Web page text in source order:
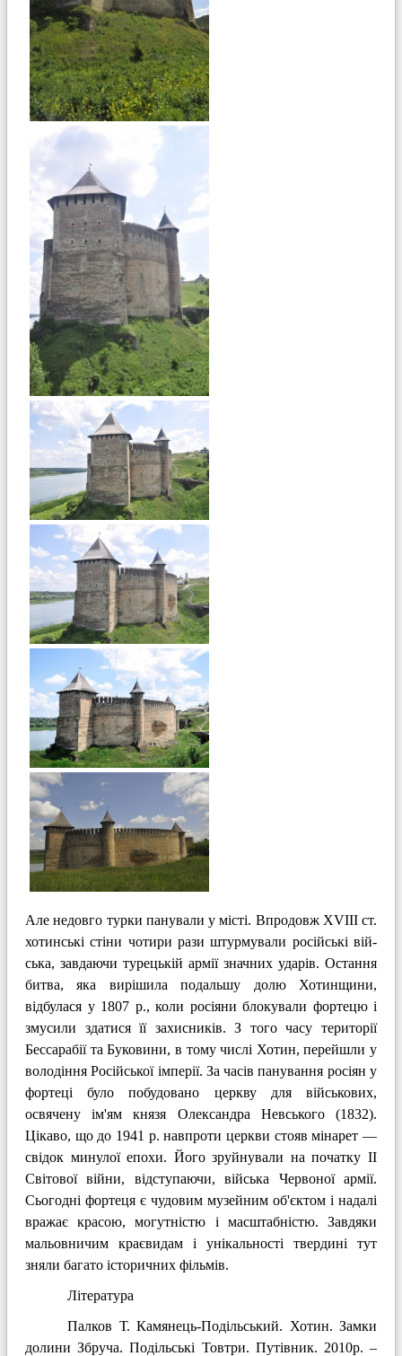
Але недовго турки панували у місті. Впродовж XVIII ст.
хотинські стіни чо­тири рази штурмували російські вій­
ська, завдаючи турецькій армії значних ударів. Остання
битва, яка вирішила по­дальшу долю Хотинщини,
відбулася у 1807 p., коли росіяни блокували форте­цю і
змусили здатися її захисників. З того часу території
Бессарабії та Букови­ни, в тому числі Хотин, перейшли у
воло­діння Російської імперії. За часів панування росіян у
фортеці було побудовано церкву для військових,
освячену ім'ям князя Олександра Невського (1832).
Цікаво, що до 1941 р. на­впроти церкви стояв мінарет —
свідок минулої епохи. Його зруйнували на по­чатку II
Світової війни, відступаючи, війська Червоної армії.
Сьогодні фортеця є чудовим музейним об'єктом і надалі
вражає красою, могут­ністю і масштабністю. Завдяки
мальов­ничим краєвидам і унікальності тверди­ні тут
зняли багато історичних фільмів.
Література
Палков Т. Камянець-Подільський. Хотин. Замки
долини Збруча. Подільські Товтри. Путівник. 2010р. –